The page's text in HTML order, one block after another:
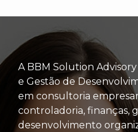
A BBM Solution
e Gestão de
em consultoria
controladoria, finanças,
desenvolvimento